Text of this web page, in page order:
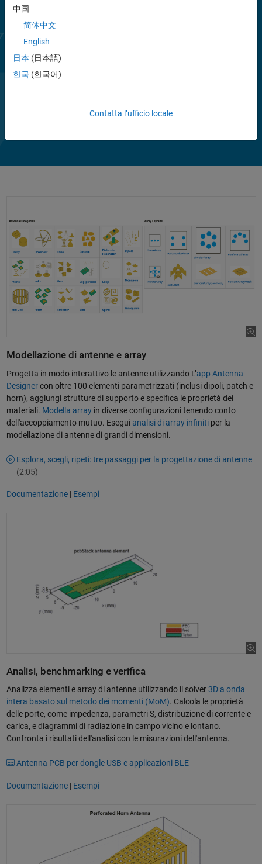
sull’intelligenza artificiale, come la ricostruzione di diagrammi di
antenne con l’ottimizzazione SADEA.
La toolbox consente di esportare le antenne progettate per la
integrare array di antenne—incluse misurazioni o dati simulati da
utilizzare diverse tecniche di propagazione, come il ray tracing, per
terreni arbitrari e in scenari urbani.
Riproduci
video
Modellazione di antenne e array
Progetta in modo interattivo le antenne utilizzando L’app Antenna
Designercon oltre 100 elementi parametrizzati (inclusi dipoli, patch e
horn), aggiungi strutture di supporto e specifica le proprietà dei
materiali. Modella arrayin diverse configurazioni tenendo conto
dell'accoppiamento mutuo. Esegui analisi di array infinitiper la
modellazione di antenne di grandi dimensioni.
Esplora, scegli, ripeti: tre passaggi per la progettazione di antenne
(2:05)
Documentazione| Esempi
Analisi, benchmarking e verifica
Analizza elementi e array di antenne utilizzando il solver3D a onda
intera basato sul metodo dei momenti (MoM). Calcola le proprietà
delle porte, come impedenza, parametri S, distribuzione di corrente e
carica, e diagrammi di radiazione in campo vicino e lontano.
Confronta i risultati dell'analisi con le misurazioni dell'antenna.
Antenna PCB per dongle USB e applicazioni BLE
Documentazione| Esempi
中国
简体中文
English
日本 (日本語)
한국 (한국어)
Contatta l’ufficio locale